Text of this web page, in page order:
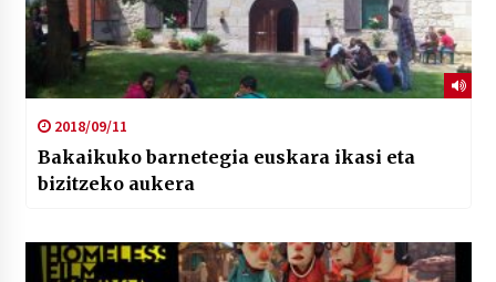
2018/09/11
Bakaikuko barnetegia euskara ikasi eta
bizitzeko aukera